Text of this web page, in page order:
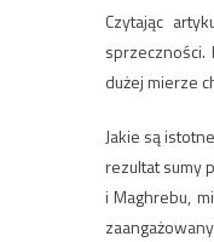
Czytając
dużej mierze
Jakie są
rezultat sumy
i Maghrebu,